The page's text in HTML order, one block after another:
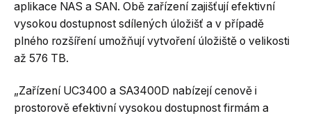
aplikace NAS a SAN. Obě zařízení zajišťují efektivní
vysokou dostupnost sdílených úložišť a v případě
plného rozšíření umožňují vytvoření úložiště o velikosti
až 576 TB.
„Zařízení UC3400 a SA3400D nabízejí cenově i
prostorově efektivní vysokou dostupnost firmám a